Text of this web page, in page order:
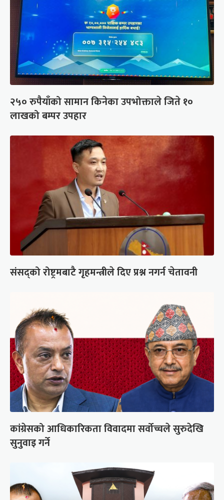
२५० रुपैयाँको सामान किनेका उपभोक्ताले जिते १०
लाखको बम्पर उपहार
संसद्को रोष्ट्रमबाटै गृहमन्त्रीले दिए प्रश्न नगर्न चेतावनी
कांग्रेसको आधिकारिकता विवादमा सर्वोच्चले सुरुदेखि
सुनुवाइ गर्ने